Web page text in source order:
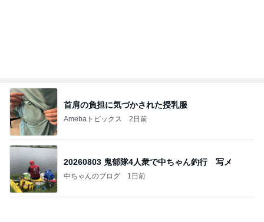
首肩の負担に気づかされた授乳服
Amebaトピックス 2日前
20260803 鬼郁隊4人衆で中ちゃん釣行 写メ
中ちゃんのブログ 1日前